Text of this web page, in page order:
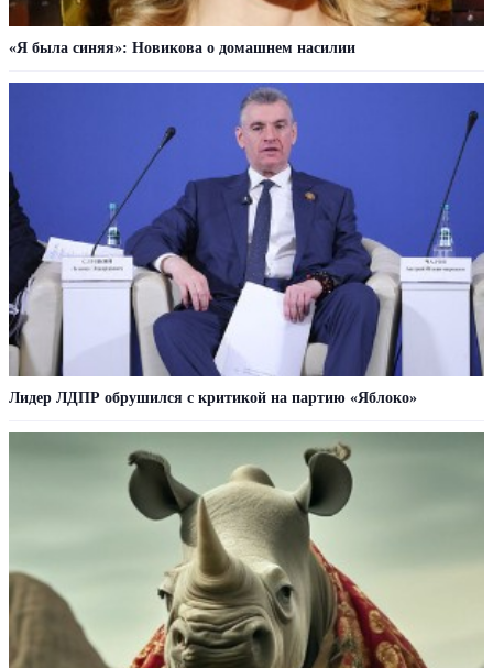
«Я была синяя»: Новикова о домашнем насилии
Лидер ЛДПР обрушился с критикой на партию «Яблоко»